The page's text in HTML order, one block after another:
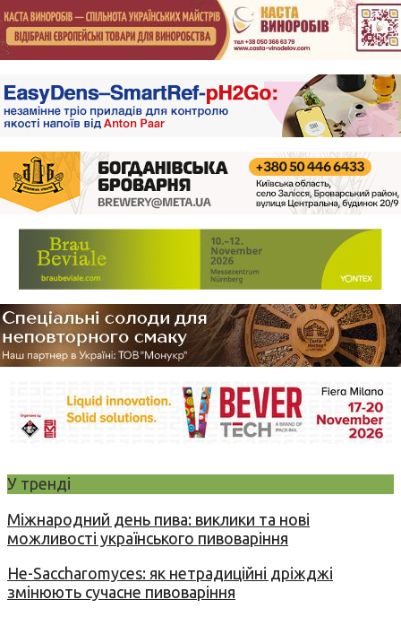
У тренді
Міжнародний день пива: виклики та нові
можливості українського пивоваріння
Не-Saccharomyces: як нетрадиційні дріжджі
змінюють сучасне пивоваріння